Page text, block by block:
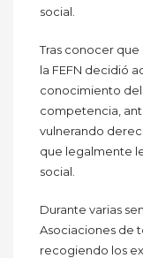
social.
Tras conocer
la FEFN decidió
conocimiento
competencia,
vulnerando
que legalmente
social.
Durante varias
Asociaciones de
recogiendo los